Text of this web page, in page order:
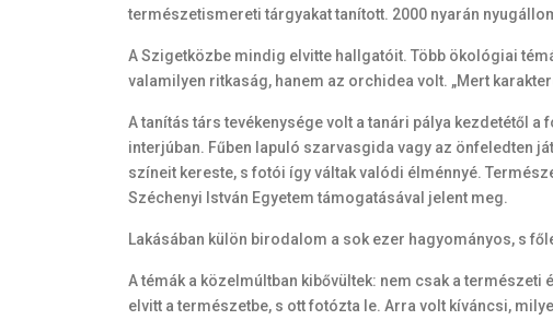
természetismereti tárgyakat tanított. 2000 nyarán
A Szigetközbe mindig elvitte hallgatóit. Több ökológiai
valamilyen ritkaság, hanem az orchidea volt. „Mert
A tanítás társ tevékenysége volt a tanári pálya kezdetétől
interjúban. Fűben lapuló szarvasgida vagy az önfeledten
színeit kereste, s fotói így váltak valódi élménnyé.
Széchenyi István Egyetem támogatásával jelent meg.
Lakásában külön birodalom a sok ezer hagyományos, s
A témák a közelmúltban kibővültek: nem csak a
elvitt a természetbe, s ott fotózta le. Arra volt kíváncsi,